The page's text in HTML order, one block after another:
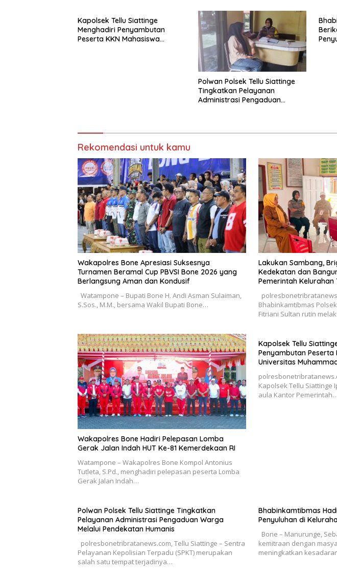
Kapolsek Tellu Siattinge
Menghadiri Penyambutan
Peserta KKN Mahasiswa
Polwan Polsek Tellu Siattinge
Tingkatkan Pelayanan
Administrasi Pengaduan
Rekomendasi untuk kamu
Wakapolres Bone Apresiasi Suksesnya
Turnamen Beramal Cup PBVSI Bone 2026 yang
Berlangsung Aman dan Kondusif
Watampone – Bupati Bone H. Andi Asman Sulaiman,
S.Sos., M.M., bersama Wakil Bupati Bone…
Lakukan Sambang,
Kedekatan dan
Pemerintah Kelurahan
Bhabinkamtibmas
Fitriani Sultan rutin
Wakapolres Bone Hadiri Pelepasan Lomba
Gerak Jalan Indah HUT Ke-81 Kemerdekaan RI
Watampone – Wakapolres Bone Kompol Antonius
Tutleta, S.Pd., menghadiri pelepasan peserta Lomba
Gerak Jalan Indah…
Kapolsek Tellu
Penyambutan Peserta
Universitas
Kapolsek Tellu Siattinge
aula Kantor Pemerintah…
Polwan Polsek Tellu Siattinge Tingkatkan
Pelayanan Administrasi Pengaduan Warga
Melalui Pendekatan Humanis
polresbonetribratanews.com, Tellu Siattinge – Sentra
Pelayanan Kepolisian Terpadu (SPKT) merupakan
salah satu tempat terjadinya…
Bhabinkamtibmas
Penyuluhan di
Bone – Manurunge,
kemitraan dengan
meningkatkan